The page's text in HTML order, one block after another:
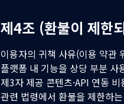
제4조 (환불이 제한
이용자의 귀책 사유(이용 약관
플랫폼 내 기능을 상당 부분 사
제3자 제공 콘텐츠·API 연동
관련 법령에서 환불을 제한하